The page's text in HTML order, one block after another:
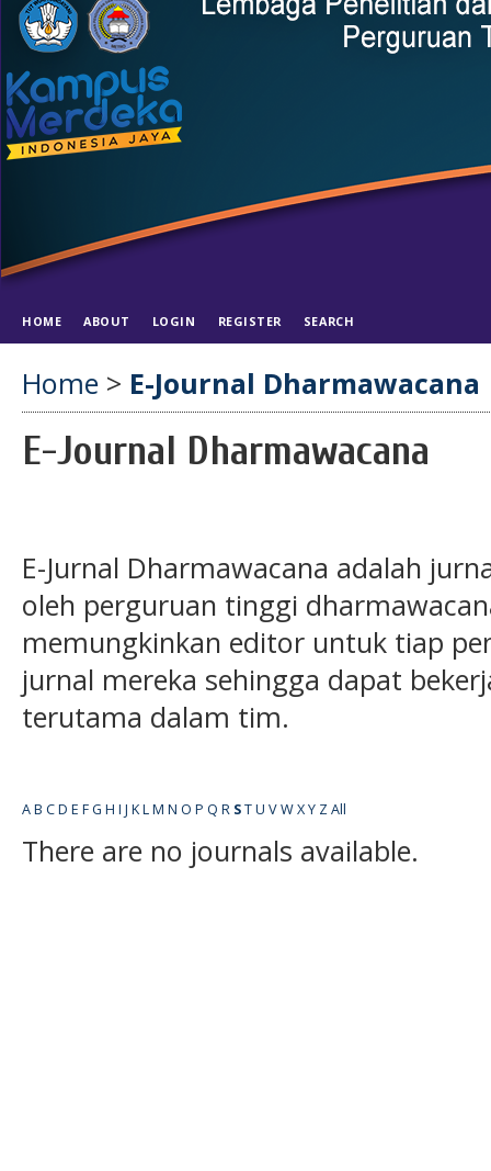
HOME ABOUT LOGIN REGISTER SEARCH
Home > E-Journal Dharmawacana
E-Journal Dharmawacana
E-Jurnal Dharmawacana adalah
oleh perguruan tinggi
memungkinkan editor untuk tiap
jurnal mereka sehingga dapat
terutama dalam tim.
AB CD E FG H I J KLM N O P Q R STU VWXY ZAll
There are no journals available.